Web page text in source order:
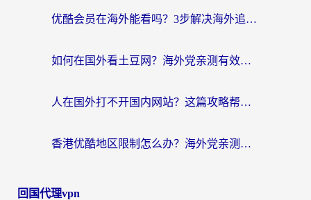
优酷会员在海外能看吗？3步解决海外追剧难题，附实测好用加速器推荐
如何在国外看土豆网？海外党亲测有效的追剧加速器选择指南
人在国外打不开国内网站？这篇攻略帮你无缝解锁国内资源（附交管12123使用技巧）
香港优酷地区限制怎么办？海外党亲测有效的追剧解决方案
回国代理vpn